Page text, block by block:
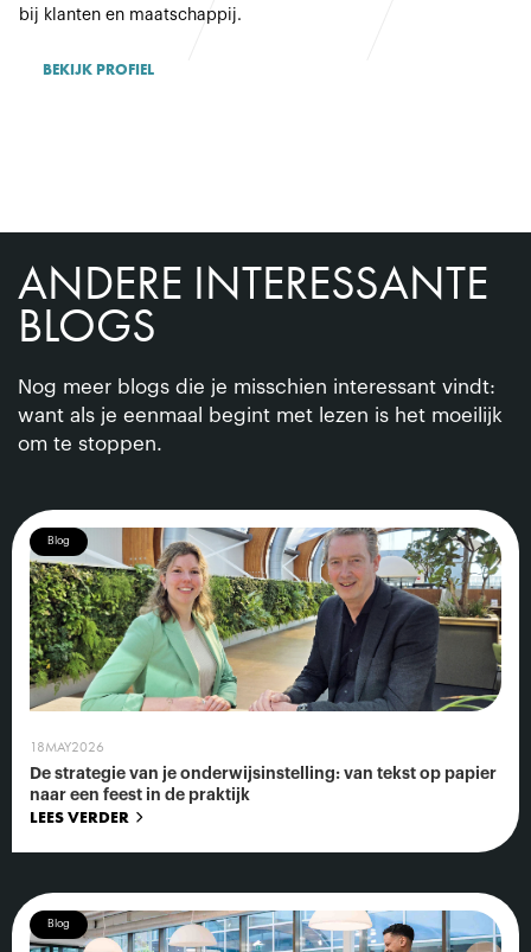
bij klanten en maatschappij.
BEKIJK PROFIEL
ANDERE INTERESSANTE
BLOGS
Nog meer blogs die je misschien interessant vindt:
want als je eenmaal begint met lezen is het moeilijk
om te stoppen.
Blog
18MAY2026
De strategie van je onderwijsinstelling: van tekst op papier
naar een feest in de praktijk
LEES VERDER
Blog